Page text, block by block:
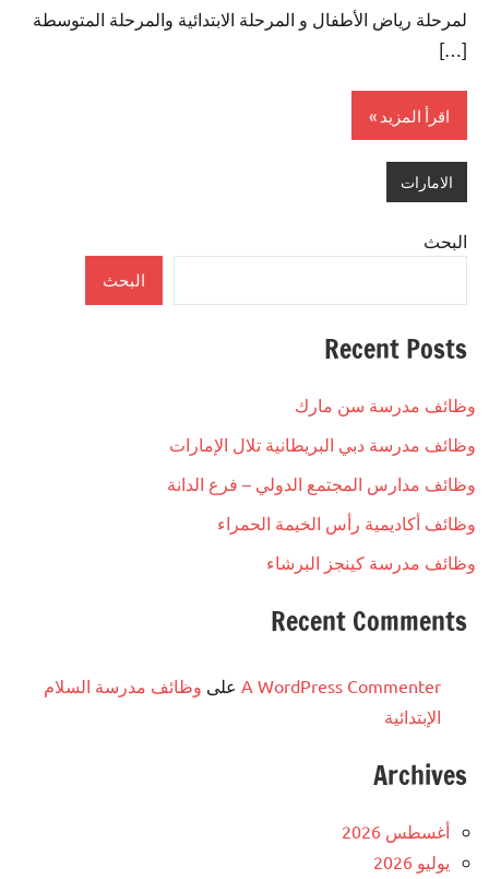
لمرحلة رياض الأطفال و المرحلة الابتدائية والمرحلة المتوسطة
[…]
اقرأ المزيد
الامارات
البحث
البحث
Recent Posts
وظائف مدرسة سن مارك
وظائف مدرسة دبي البريطانية تلال الإمارات
وظائف مدارس المجتمع الدولي – فرع الدانة
وظائف أكاديمية رأس الخيمة الحمراء
وظائف مدرسة كينجز البرشاء
Recent Comments
A WordPress Commenter على وظائف مدرسة السلام
الإبتدائية
Archives
أغسطس 2026
يوليو 2026